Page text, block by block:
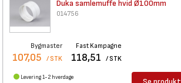
Duka samlemuffe hvid Ø100mm
014756
Bygmaster
107,05 / STK
Fast Kampagne
118,51 / STK
Levering 1-2 hverdage